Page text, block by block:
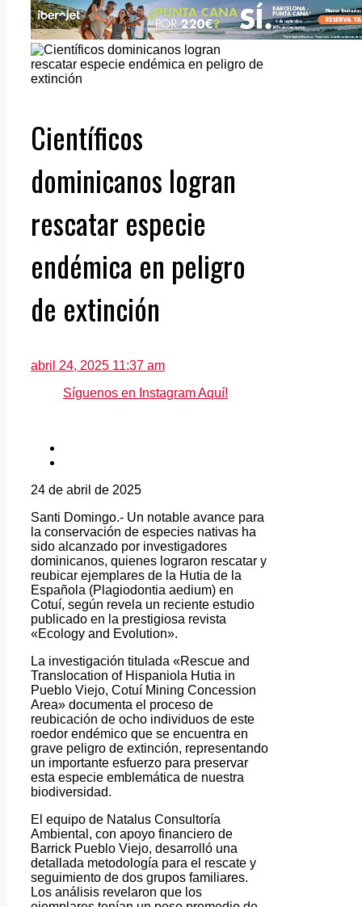
Científicos
dominicanos logran
rescatar especie
endémica en peligro
de extinción
abril 24, 2025 11:37 am
Síguenos en Instagram Aquí!
24 de abril de 2025
Santi Domingo.- Un notable avance para
la conservación de especies nativas ha
sido alcanzado por investigadores
dominicanos, quienes lograron rescatar y
reubicar ejemplares de la Hutia de la
Española (Plagiodontia aedium) en
Cotuí, según revela un reciente estudio
publicado en la prestigiosa revista
«Ecology and Evolution».
La investigación titulada «Rescue and
Translocation of Hispaniola Hutia in
Pueblo Viejo, Cotuí Mining Concession
Area» documenta el proceso de
reubicación de ocho individuos de este
roedor endémico que se encuentra en
grave peligro de extinción, representando
un importante esfuerzo para preservar
esta especie emblemática de nuestra
biodiversidad.
El equipo de Natalus Consultoría
Ambiental, con apoyo financiero de
Barrick Pueblo Viejo, desarrolló una
detallada metodología para el rescate y
seguimiento de dos grupos familiares.
Los análisis revelaron que los